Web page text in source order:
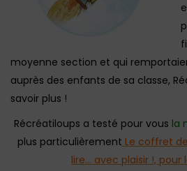
moyenne section et qui
auprès des enfants de sa classe,
savoir plus !
Récréatiloups a testé pour vous la
plus particulièrement Le coffret
lire… avec plaisir !, pour